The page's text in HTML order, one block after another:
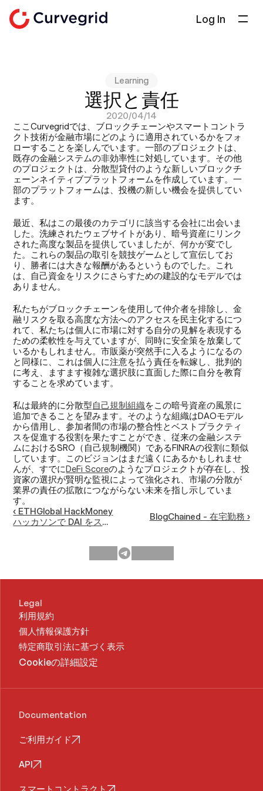
Log In
Select Language
日本語
お問い合わせ
Learning
選択と責任
2020/04/14
ここCurvegridでは、ブロックチェーンやスマートコントラ
クト技術が金融市場にどのように適用されているかをフォ
ローすることを楽しんでいます。一部のプロジェクトは、
既存の金融システムの非効率性に対処しています。その他
のプロジェクトは、分散型貸付のような新しいブロックチ
ェーンネイティブプラットフォームを作成しています。一
部のプラットフォームは、投機の新しい機会を提供してい
ます。
最近、私はこの最後のカテゴリに該当する会社に出会いま
した。洗練されたウェブサイトがあり、暗号資産にリンク
された高度な製品を提供していましたが、何かが変でし
た。これらの製品の取引を競技ゲームとして宣伝してお
り、勝者には大きな報酬があるというものでした。これ
は、自己資金をリスクにさらすための建設的なモデルでは
ありません。
私たちがブロックチェーンを使用して仲介者を排除し、金
融リスクを取る高度な方法へのアクセスを民主化するにつ
れて、私たちは個人に市場に対する自分の見解を表現する
ための柔軟性を与えていますが、同時に安全策を放棄して
いるかもしれません。市販薬が突然手に入るようになるの
と同様に、これは個人に注意を払う責任を転嫁し、批判的
に考え、ますます複雑な選択肢に直面した際に自分を教育
することを求めています。
私は最終的に分散型自己規制組織をこの暗号資産の風景に
追加できることを望みます。そのような組織はDAOモデル
から借用し、参加者間の市場の整合性とベストプラクティ
スを促進する役割を果たすことができ、従来の金融システ
ムにおけるSRO（自己規制機関）であるFINRAの役割に類似
しています。このビジョンはまだ遠くにあるかもしれませ
んが、すでにDeFi Scoreのようなプロジェクトが存在し、投
資家の選択が賢明な監視によって強化され、市場の分散が
業界の責任の拡散につながらない未来を指し示していま
す。
‹ ETHGlobal HackMoney
ハッカソンで DAI をステ
BlogChained - 在宅勤務 ›
Legal
利用規約
個人情報保護方針
特定商取引法に基づく表示
Cookieの詳細設定
Documentation
ご利用ガイド
API